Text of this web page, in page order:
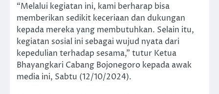
“Melalui kegiatan ini, kami berharap bisa
memberikan sedikit keceriaan dan dukungan
kepada mereka yang membutuhkan. Selain itu,
kegiatan sosial ini sebagai wujud nyata dari
kepedulian terhadap sesama,” tutur Ketua
Bhayangkari Cabang Bojonegoro kepada awak
media ini, Sabtu (12/10/2024).